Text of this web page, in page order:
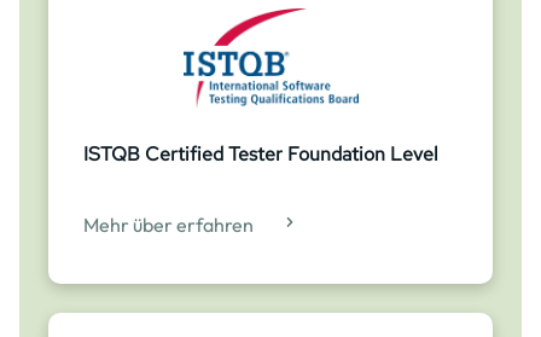
ISTQB Certified Tester Foundation Level
Mehr über erfahren